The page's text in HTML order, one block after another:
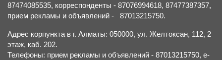
87474085535, корреспонденты - 87076994618, 87477387357,
прием рекламы и объявлений - 87013215750.
Адрес корпункта в г. Алматы: 050000, ул. Желтоксан, 112, 2
этаж, каб. 202.
Телефоны: прием рекламы и объявлений - 87013215750, e-